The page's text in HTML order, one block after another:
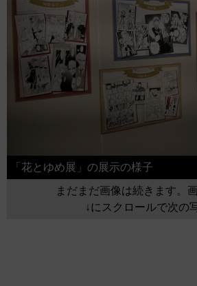
「花とゆめ展」の展示の様子
まだまだ画像は続きます。
↓にスクロールで次の